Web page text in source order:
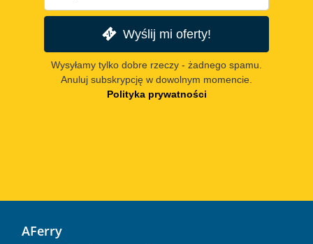
Wyślij mi oferty!
Wysyłamy tylko dobre rzeczy - żadnego spamu.
Anuluj subskrypcję w dowolnym momencie.
Polityka prywatności
AFerry